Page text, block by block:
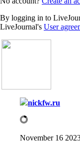
By logging in to
LiveJournal's User
nickfw.ru
November 16